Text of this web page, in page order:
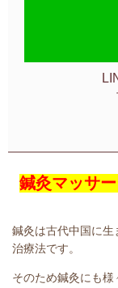
鍼灸マッサ
鍼灸は古代中国に生
治療法です。
そのため鍼灸にも様